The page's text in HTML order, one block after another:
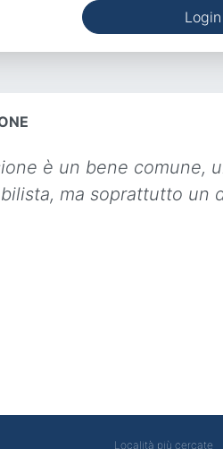
Login
è un bene comune,
ma soprattutto un
Località più cercate